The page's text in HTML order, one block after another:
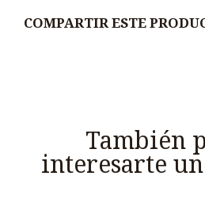
COMPARTIR ESTE
También
interesarte